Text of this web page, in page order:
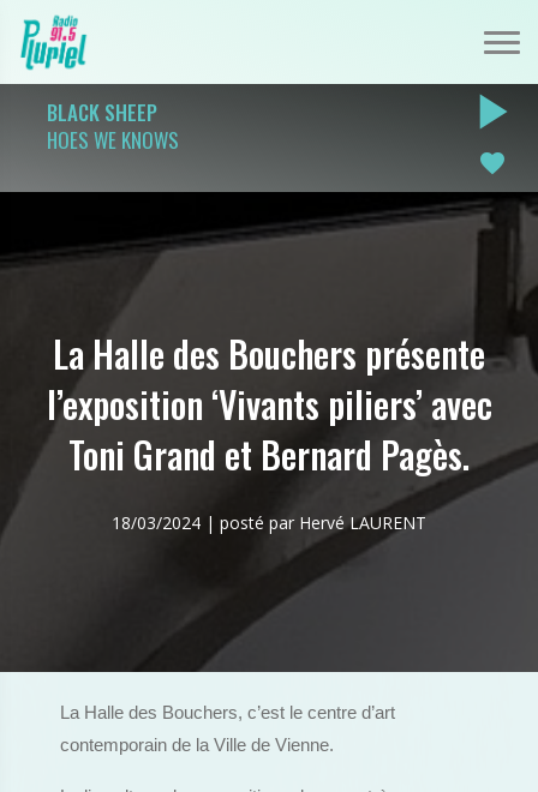
BLACK SHEEP
HOES WE KNOWS
play_arrow
favorite
La Halle des Bouchers présente
l’exposition ‘Vivants piliers’ avec
Toni Grand et Bernard Pagès.
18/03/2024 | posté par Hervé LAURENT
La Halle des Bouchers, c’est le centre d’art
contemporain de la Ville de Vienne.